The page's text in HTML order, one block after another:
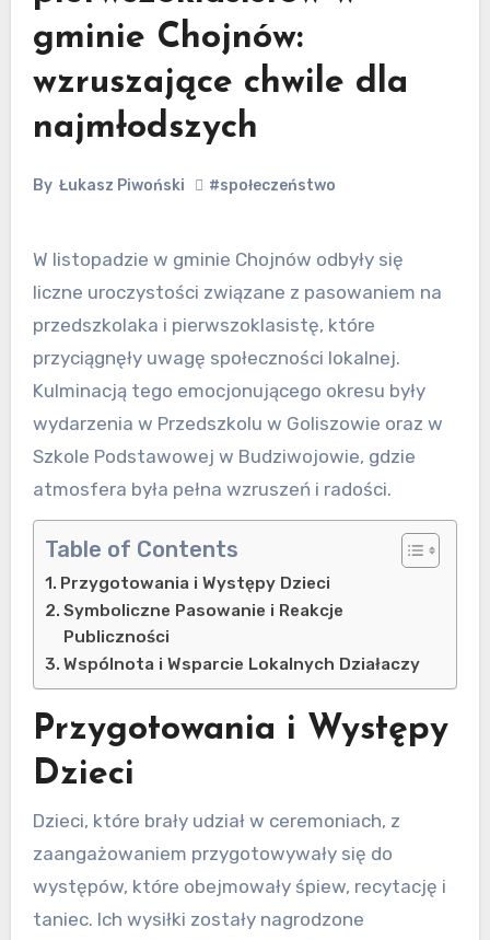
gminie Chojnów:
wzruszające chwile dla
najmłodszych
By Łukasz Piwoński #społeczeństwo
W listopadzie w gminie Chojnów odbyły się
liczne uroczystości związane z pasowaniem na
przedszkolaka i pierwszoklasistę, które
przyciągnęły uwagę społeczności lokalnej.
Kulminacją tego emocjonującego okresu były
wydarzenia w Przedszkolu w Goliszowie oraz w
Szkole Podstawowej w Budziwojowie, gdzie
atmosfera była pełna wzruszeń i radości.
Table of Contents
Przygotowania i Występy Dzieci
Symboliczne Pasowanie i Reakcje
Publiczności
Wspólnota i Wsparcie Lokalnych Działaczy
Przygotowania i Występy
Dzieci
Dzieci, które brały udział w ceremoniach, z
zaangażowaniem przygotowywały się do
występów, które obejmowały śpiew, recytację i
taniec. Ich wysiłki zostały nagrodzone